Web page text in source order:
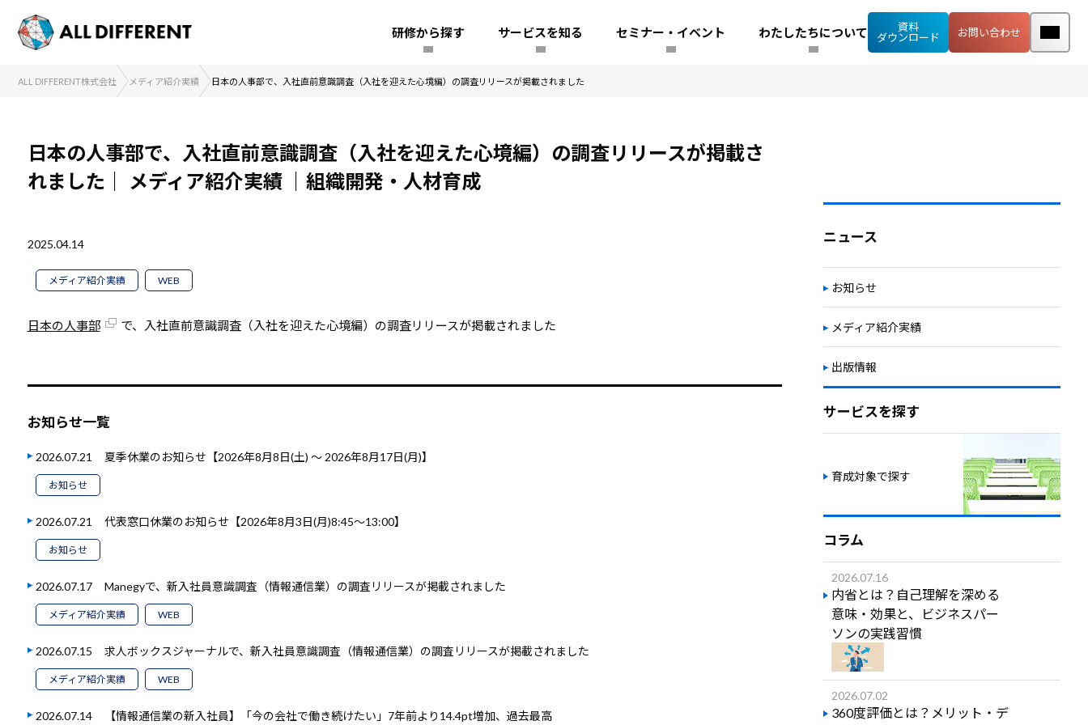
研修から探す サービスを知る セミナー・イベント わたしたちについて
資料
ダウンロード
お問い合わせ
ALL DIFFERENT株式会社 メディア紹介実績 日本の人事部で、入社直前意識調査（入社を迎えた心境編）の調査リリースが掲載されました
日本の人事部で、入社直前意識調査（入社を迎えた心境編）の調査リリースが掲載さ
れました｜ メディア紹介実績 ｜組織開発・人材育成
2025.04.14
メディア紹介実績 WEB
日本の人事部 で、入社直前意識調査（入社を迎えた心境編）の調査リリースが掲載されました
お知らせ一覧
2026.07.21 夏季休業のお知らせ【2026年8月8日(土) ～ 2026年8月17日(月)】
お知らせ
2026.07.21 代表窓口休業のお知らせ【2026年8月3日(月)8:45～13:00】
お知らせ
2026.07.17 Manegyで、新入社員意識調査（情報通信業）の調査リリースが掲載されました
メディア紹介実績 WEB
2026.07.15 求人ボックスジャーナルで、新入社員意識調査（情報通信業）の調査リリースが掲載されました
メディア紹介実績 WEB
2026.07.14 【情報通信業の新入社員】「今の会社で働き続けたい」7年前より14.4pt増加、過去最高
ニュース
お知らせ
メディア紹介実績
出版情報
サービスを探す
育成対象で探す
コラム
2026.07.16
内省とは？自己理解を深める
意味・効果と、ビジネスパー
ソンの実践習慣
2026.07.02
360度評価とは？メリット・デ